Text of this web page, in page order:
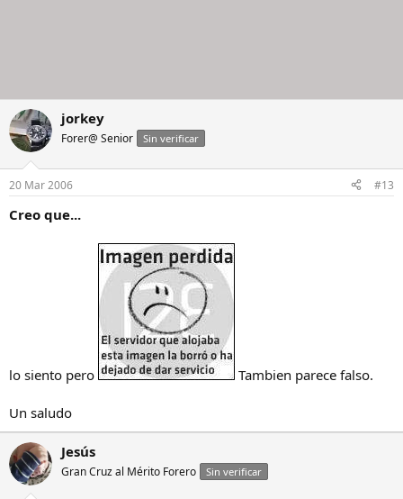
jorkey
Forer@ Senior Sin verificar
20 Mar 2006 #13
Creo que...
lo siento pero Tambien parece falso.
Un saludo
Jesús
Gran Cruz al Mérito Forero Sin verificar